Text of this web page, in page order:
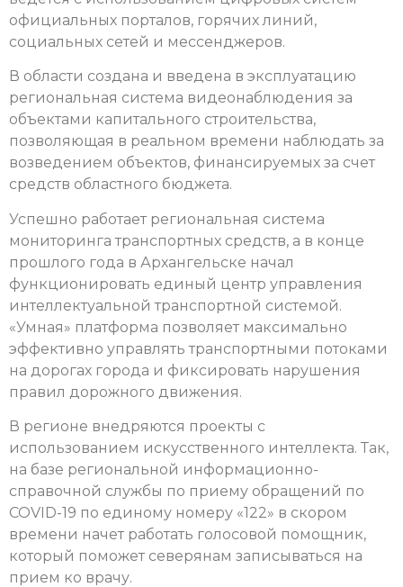
официальных порталов, горячих линий,
социальных сетей и мессенджеров.
В области создана и введена в эксплуатацию
региональная система видеонаблюдения за
объектами капитального строительства,
позволяющая в реальном времени наблюдать за
возведением объектов, финансируемых за счет
средств областного бюджета.
Успешно работает региональная система
мониторинга транспортных средств, а в конце
прошлого года в Архангельске начал
функционировать единый центр управления
интеллектуальной транспортной системой.
«Умная» платформа позволяет максимально
эффективно управлять транспортными потоками
на дорогах города и фиксировать нарушения
правил дорожного движения.
В регионе внедряются проекты с
использованием искусственного интеллекта. Так,
на базе региональной информационно-
справочной службы по приему обращений по
COVID-19 по единому номеру «122» в скором
времени начет работать голосовой помощник,
который поможет северянам записываться на
прием ко врачу.